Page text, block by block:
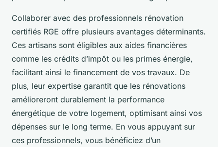
Collaborer avec des professionnels rénovation
certifiés RGE offre plusieurs avantages déterminants.
Ces artisans sont éligibles aux aides financières
comme les crédits d’impôt ou les primes énergie,
facilitant ainsi le financement de vos travaux. De
plus, leur expertise garantit que les rénovations
amélioreront durablement la performance
énergétique de votre logement, optimisant ainsi vos
dépenses sur le long terme. En vous appuyant sur
ces professionnels, vous bénéficiez d’un